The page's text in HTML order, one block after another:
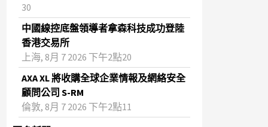
30
中國線控底盤領導者拿森科技成功登陸
香港交易所
上海, 8月 7 2026 下午2點20
AXA XL 將收購全球企業情報及網絡安全
顧問公司 S-RM
倫敦, 8月 7 2026 下午2點11